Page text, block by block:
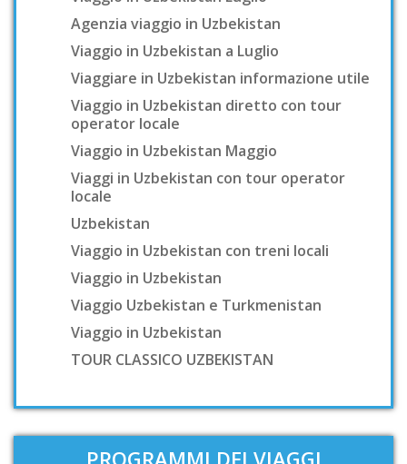
Agenzia viaggio in Uzbekistan
Viaggio in Uzbekistan a Luglio
Viaggiare in Uzbekistan informazione utile
Viaggio in Uzbekistan diretto con tour
operator locale
Viaggio in Uzbekistan Maggio
Viaggi in Uzbekistan con tour operator
locale
Uzbekistan
Viaggio in Uzbekistan con treni locali
Viaggio in Uzbekistan
Viaggio Uzbekistan e Turkmenistan
Viaggio in Uzbekistan
TOUR CLASSICO UZBEKISTAN
PROGRAMMI DEI VIAGGI